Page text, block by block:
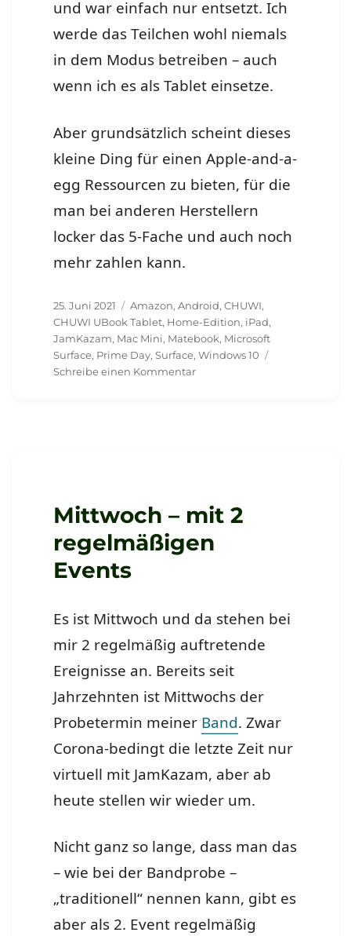
und war einfach nur entsetzt. Ich
werde das Teilchen wohl niemals
in dem Modus betreiben – auch
wenn ich es als Tablet einsetze.
Aber grundsätzlich scheint dieses
kleine Ding für einen Apple-and-a-
egg Ressourcen zu bieten, für die
man bei anderen Herstellern
locker das 5-Fache und auch noch
mehr zahlen kann.
Veröffentlicht
am
25. Juni 2021 Schlagwörter
Amazon,Android,CHUWI,
CHUWI UBook Tablet, Home-Edition, iPad,
JamKazam, Mac Mini, Matebook, Microsoft
Surface, Prime Day,Surface,Windows 10
Schreibe einen Kommentarzu
Mittwoch – mit 2
regelmäßigen
Events
Es ist Mittwoch und da stehen bei
mir 2 regelmäßig auftretende
Ereignisse an. Bereits seit
Jahrzehnten ist Mittwochs der
Probetermin meiner Band. Zwar
Corona-bedingt die letzte Zeit nur
virtuell mit JamKazam, aber ab
heute stellen wir wieder um.
Nicht ganz so lange, dass man das
– wie bei der Bandprobe –
„traditionell“ nennen kann, gibt es
aber als 2. Event regelmäßig